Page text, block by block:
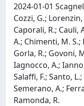
2024-01-01
Cozzi, G.;
Caporali, R.; Cauli,
A.; Chimenti, M. S.;
Gorla, R.; Govoni,
Iagnocco, A.;
Salaffi, F.; Santo,
Semerano, A.;
Ramonda, R.